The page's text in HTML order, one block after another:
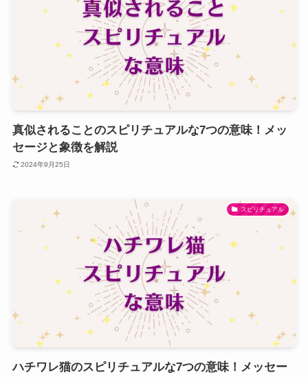
真似されることのスピリチュアルな7つの意味！メッ
セージと象徴を解説
2024年9月25日
スピリチュアル
ハチワレ猫のスピリチュアルな7つの意味！メッセー